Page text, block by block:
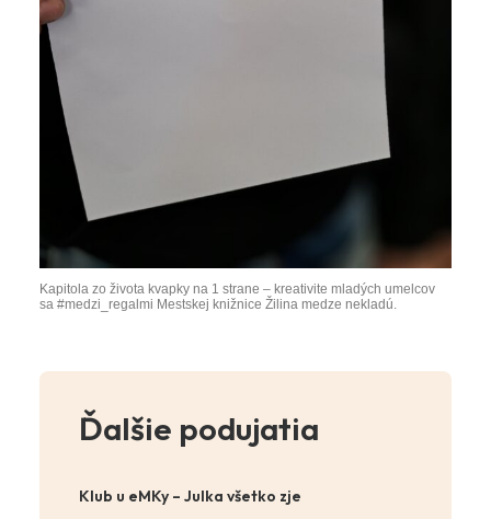
Kapitola zo života kvapky na 1 strane – kreativite mladých umelcov
sa #medzi_regalmi Mestskej knižnice Žilina medze nekladú.
Ďalšie podujatia
Klub u eMKy – Julka všetko zje